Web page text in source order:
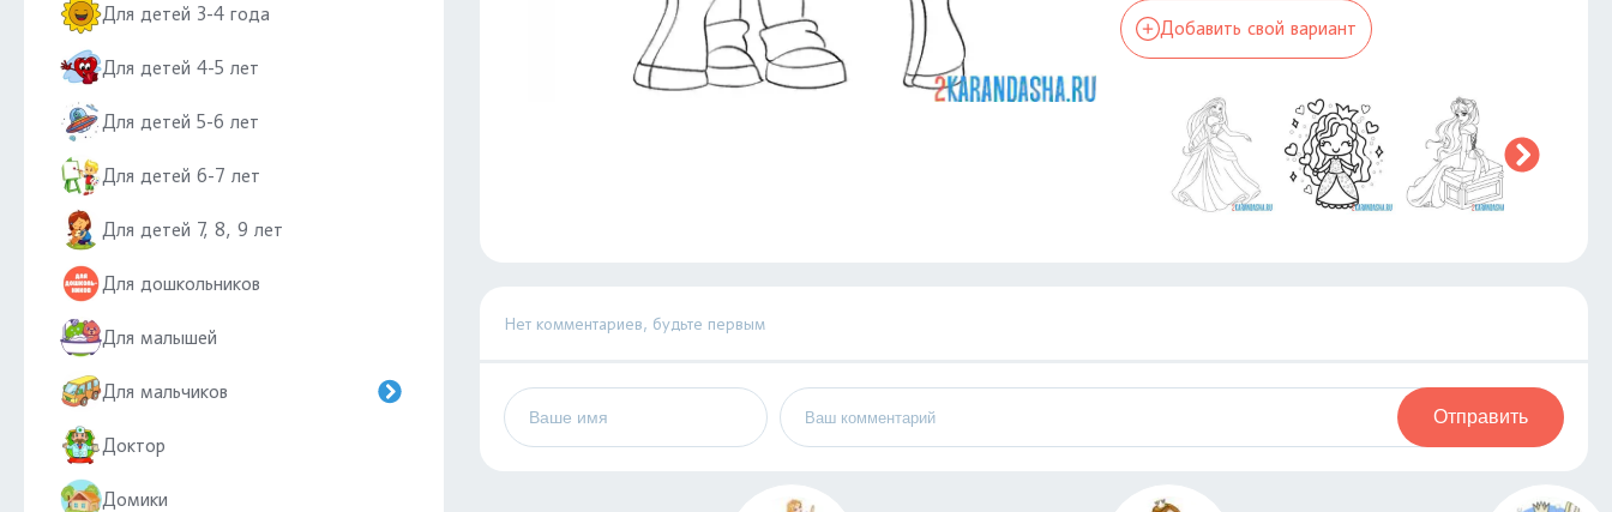
Для детей 3-4 года
Для детей 4-5 лет
Для детей 5-6 лет
Для детей 6-7 лет
Для детей 7, 8, 9 лет
Для дошкольников
Для малышей
Для мальчиков
Доктор
Домики
Добавить свой вариант
Нет комментариев, будьте первым
Отправить